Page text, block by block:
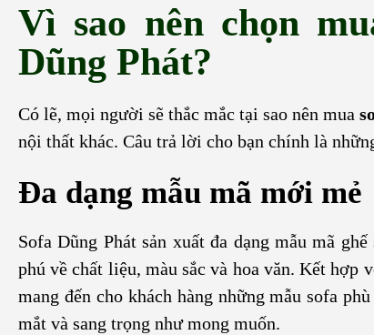
Vì sao nên chọn
Dũng Phát?
Có lẽ, mọi người sẽ thắc mắc tại sao nên mua
nội thất khác. Câu trả lời cho bạn chính là
Đa dạng mẫu mã mới mẻ
Sofa Dũng Phát sản xuất đa dạng mẫu mã
phú về chất liệu, màu sắc và hoa văn. Kết hợp
mang đến cho khách hàng những mẫu sofa
mắt và sang trọng như mong muốn.